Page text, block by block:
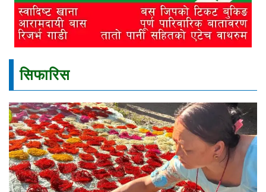
सिफारिस